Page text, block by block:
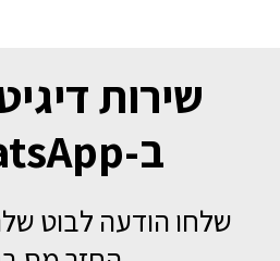
שירות
ב-WhatsApp!
שלחו הודעה לבוט